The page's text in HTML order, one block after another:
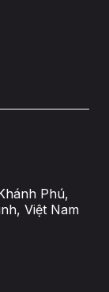
Phú,
Việt Nam